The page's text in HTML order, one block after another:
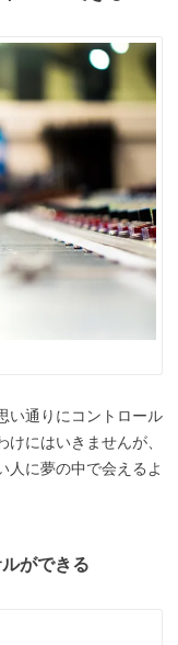
い通りにコントロール
にはいきませんが、
人に夢の中で会えるよ
ができる